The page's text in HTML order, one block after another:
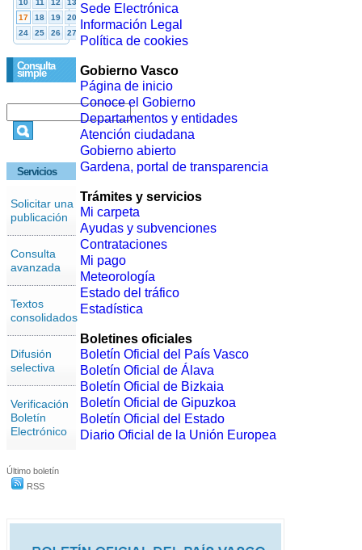
Consulta
simple
Servicios
Solicitar una
publicación
Consulta
avanzada
Textos
consolidados
Difusión
selectiva
Verificación
Boletín
Electrónico
Último boletín
RSS
Sede Electrónica
Información Legal
Política de cookies
Gobierno Vasco
Página de inicio
Conoce el Gobierno
Departamentos y entidades
Atención ciudadana
Gobierno abierto
Gardena, portal de transparencia
Trámites y servicios
Mi carpeta
Ayudas y subvenciones
Contrataciones
Mi pago
Meteorología
Estado del tráfico
Estadística
Boletines oficiales
Boletín Oficial del País Vasco
Boletín Oficial de Álava
Boletín Oficial de Bizkaia
Boletín Oficial de Gipuzkoa
Boletín Oficial del Estado
Diario Oficial de la Unión Europea